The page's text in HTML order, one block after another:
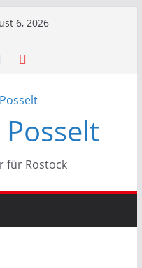
6, 2026
für Rostock